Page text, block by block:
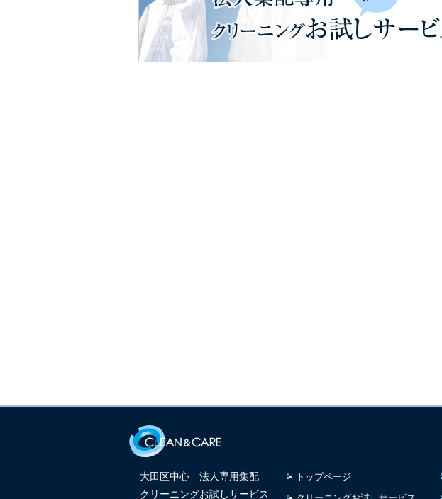
大田区中心 法人専用集配
クリーニングお試しサービス
トップページ